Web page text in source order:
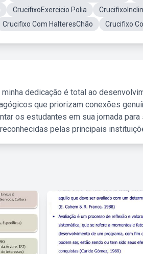
CrucifixoExercicio Polia
Crucifixo Com HalteresChão Crucifixo
minha dedicação é total ao
que priorizam conexões
os estudantes em sua jornada
pelas principais